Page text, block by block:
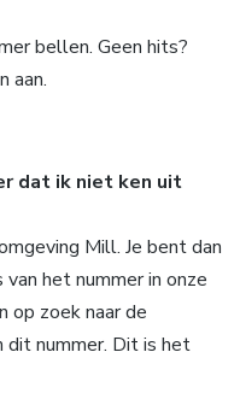
bellen. Geen hits?
aan.
dat ik niet ken uit
Mill. Je bent dan
het nummer in onze
op zoek naar de
dit nummer. Dit is het